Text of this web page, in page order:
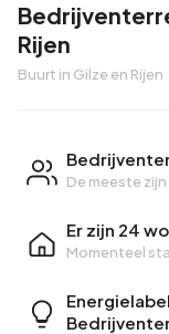
Rijen
Buurt in Gilze en Rijen
De meeste
Er zijn 24
Momenteel